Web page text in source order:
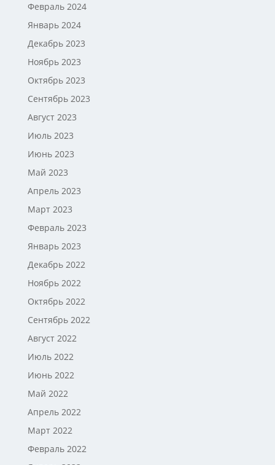
Февраль 2024
Январь 2024
Декабрь 2023
Ноябрь 2023
Октябрь 2023
Сентябрь 2023
Август 2023
Июль 2023
Июнь 2023
Май 2023
Апрель 2023
Март 2023
Февраль 2023
Январь 2023
Декабрь 2022
Ноябрь 2022
Октябрь 2022
Сентябрь 2022
Август 2022
Июль 2022
Июнь 2022
Май 2022
Апрель 2022
Март 2022
Февраль 2022